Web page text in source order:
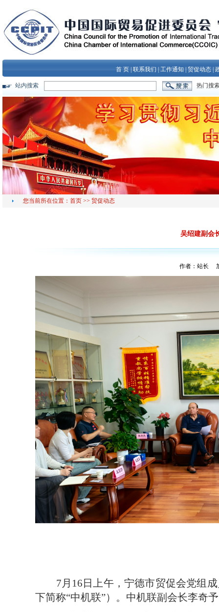
首 页 联系我们 工作通知 贸促动态
站内搜索 热门搜
您当前所在位置： 首页>> 贸促动态
吴绍建副会
作者：站长
7月16日上午，宁德市贸促会党组
下简称“中机联”）。中机联副会长李奇